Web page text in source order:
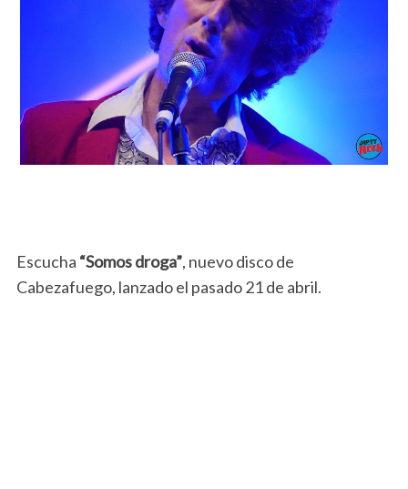
Escucha “Somos droga”, nuevo disco de
Cabezafuego, lanzado el pasado 21 de abril.